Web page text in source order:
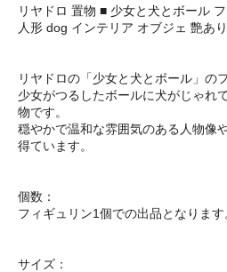
リヤドロ 置物 ■ 少女と犬とボール
人形 dog インテリア オブジェ 艶あ
リヤドロの「少女と犬とボール」の
少女がつるしたボールに犬がじゃれ
物です。
穏やかで温和な雰囲気のある人物像
得ています。
個数：
フィギュリン1個での出品となります
サイズ：